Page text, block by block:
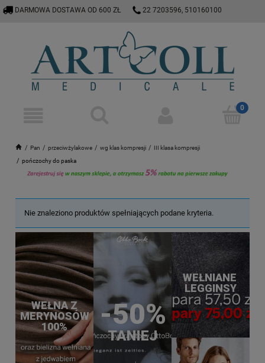
Pan przeciwżylakowe wg klas kompresji
III klasa kompresji
pończochy do paska
DARMOWA DOSTAWA OD 600 ZŁ 22 7203596, 510160100
Nie znaleziono produktów spełniających podane kryteria.
WEŁNA Z
MERYNOSÓW
100%
-50%
TANIEJ
WEŁNIANE
LEGGINSY